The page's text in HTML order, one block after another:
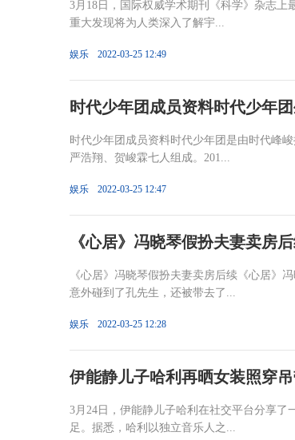
3月18日，国际权威学术期刊《科学》杂志上
重大发现将为人类深入了解宇...
娱乐 2022-03-25 12:49
时代少年团成员资料时代少年
时代少年团成员资料时代少年团是由时代峰
严浩翔、贺峻霖七人组成。201...
娱乐 2022-03-25 12:47
《心居》冯晓琴假扮夫妻卖房
《心居》冯晓琴假扮夫妻卖房后续《心居》
意外碰到了孔先生，还被带去了...
娱乐 2022-03-25 12:28
伊能静儿子哈利再晒女装照穿
3月24日，伊能静儿子哈利在社交平台分享
足。据悉，哈利以独立音乐人之...